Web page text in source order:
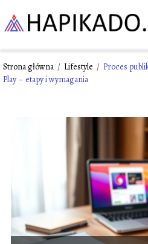
Strona główna / Lifestyle / Proces
Play – etapy i wymagania